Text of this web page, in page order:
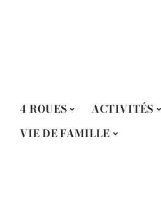
4 ROUES ACTIVITÉS
VIE DE FAMILLE